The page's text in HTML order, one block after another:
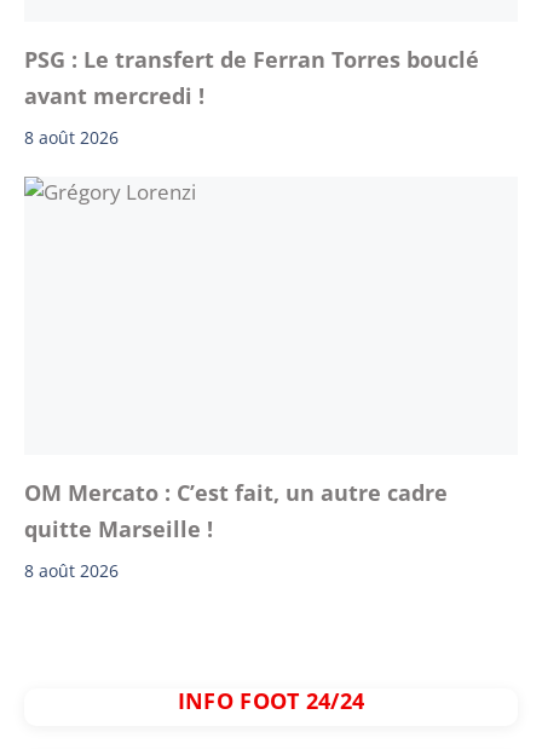
PSG : Le transfert de Ferran Torres bouclé
avant mercredi !
8 août 2026
OM Mercato : C’est fait, un autre cadre
quitte Marseille !
8 août 2026
INFO FOOT 24/24